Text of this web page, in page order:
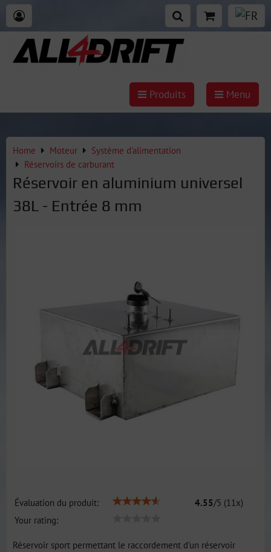
Produits Menu
Home Moteur
Système d'alimentation
Réservoirs de carburant
Réservoir en aluminium universel
38L - Entrée 8 mm
Évaluation du produit: 4.55/5 (11x)
Your rating:
Réservoir sport permettant le raccordement d'un réservoir